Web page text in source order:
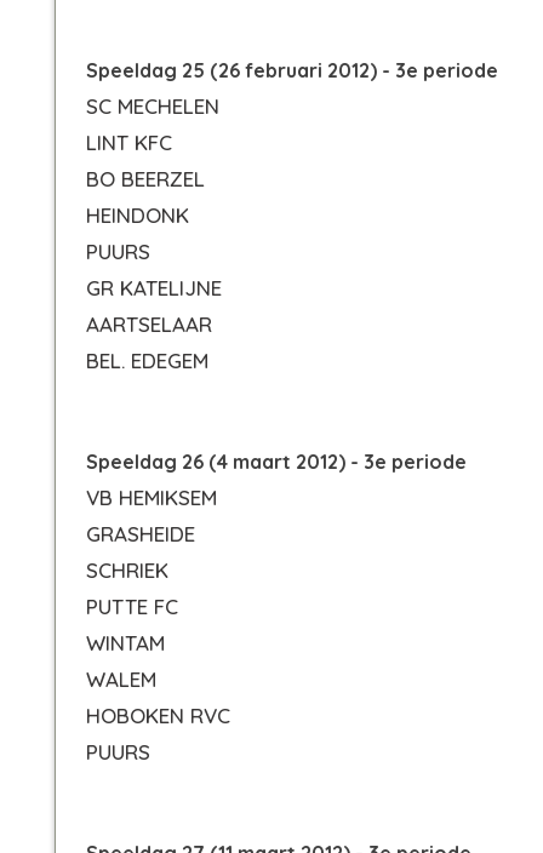
Speeldag 25 (26 februari 2012) - 3e periode
SC MECHELEN
LINT KFC
BO BEERZEL
HEINDONK
PUURS
GR KATELIJNE
AARTSELAAR
BEL. EDEGEM
Speeldag 26 (4 maart 2012) - 3e periode
VB HEMIKSEM
GRASHEIDE
SCHRIEK
PUTTE FC
WINTAM
WALEM
HOBOKEN RVC
PUURS